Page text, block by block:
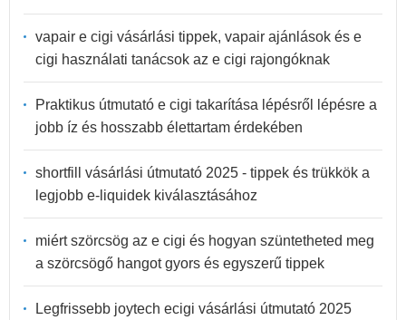
vapair e cigi vásárlási tippek, vapair ajánlások és e
cigi használati tanácsok az e cigi rajongóknak
Praktikus útmutató e cigi takarítása lépésről lépésre a
jobb íz és hosszabb élettartam érdekében
shortfill vásárlási útmutató 2025 - tippek és trükkök a
legjobb e-liquidek kiválasztásához
miért szörcsög az e cigi és hogyan szüntetheted meg
a szörcsögő hangot gyors és egyszerű tippek
Legfrissebb joytech ecigi vásárlási útmutató 2025